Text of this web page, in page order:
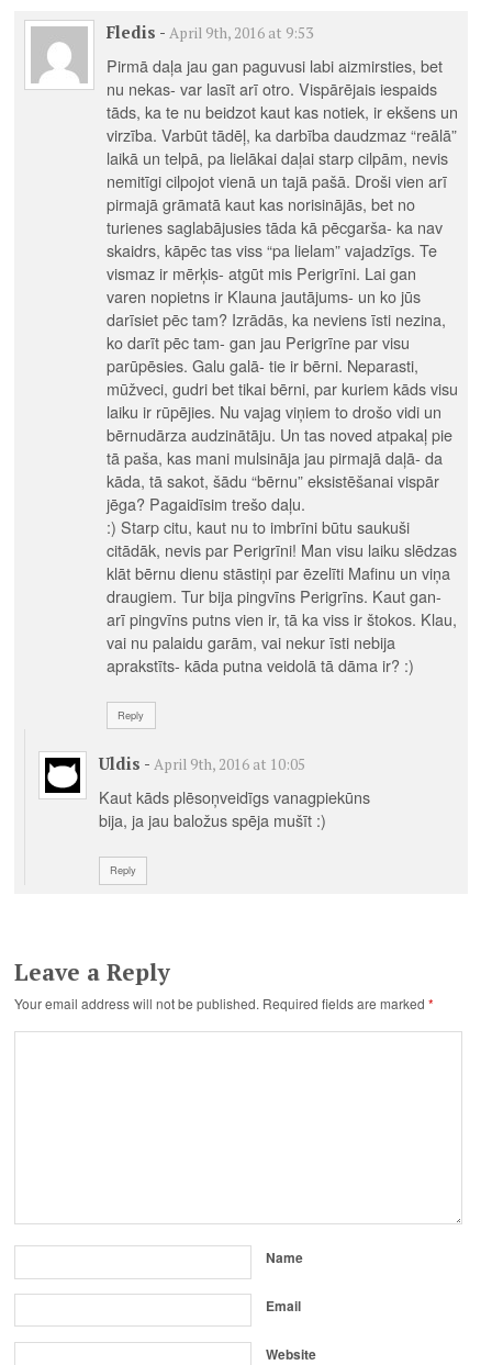
Fledis - April 9th, 2016 at 9:53
Pirmā daļa jau gan paguvusi labi aizmirsties, bet
nu nekas- var lasīt arī otro. Vispārējais iespaids
tāds, ka te nu beidzot kaut kas notiek, ir ekšens un
virzība. Varbūt tādēļ, ka darbība daudzmaz “reālā”
laikā un telpā, pa lielākai daļai starp cilpām, nevis
nemitīgi cilpojot vienā un tajā pašā. Droši vien arī
pirmajā grāmatā kaut kas norisinājās, bet no
turienes saglabājusies tāda kā pēcgarša- ka nav
skaidrs, kāpēc tas viss “pa lielam” vajadzīgs. Te
vismaz ir mērķis- atgūt mis Perigrīni. Lai gan
varen nopietns ir Klauna jautājums- un ko jūs
darīsiet pēc tam? Izrādās, ka neviens īsti nezina,
ko darīt pēc tam- gan jau Perigrīne par visu
parūpēsies. Galu galā- tie ir bērni. Neparasti,
mūžveci, gudri bet tikai bērni, par kuriem kāds visu
laiku ir rūpējies. Nu vajag viņiem to drošo vidi un
bērnudārza audzinātāju. Un tas noved atpakaļ pie
tā paša, kas mani mulsināja jau pirmajā daļā- da
kāda, tā sakot, šādu “bērnu” eksistēšanai vispār
jēga? Pagaidīsim trešo daļu.
:) Starp citu, kaut nu to imbrīni būtu saukuši
citādāk, nevis par Perigrīni! Man visu laiku slēdzas
klāt bērnu dienu stāstiņi par ēzelīti Mafinu un viņa
draugiem. Tur bija pingvīns Perigrīns. Kaut gan-
arī pingvīns putns vien ir, tā ka viss ir štokos. Klau,
vai nu palaidu garām, vai nekur īsti nebija
aprakstīts- kāda putna veidolā tā dāma ir? :)
Reply
Uldis - April 9th, 2016 at 10:05
Kaut kāds plēsoņveidīgs vanagpiekūns
bija, ja jau baložus spēja mušīt :)
Reply
Leave a Reply
Your email address will not be published. Required fields are marked*
Name
Email
Website